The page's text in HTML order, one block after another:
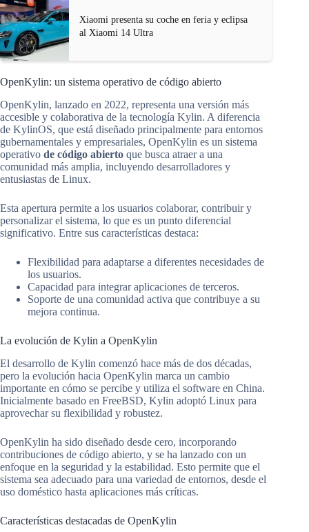
Xiaomi presenta su coche en feria y eclipsa
al Xiaomi 14 Ultra
OpenKylin: un sistema operativo de código abierto
OpenKylin, lanzado en 2022, representa una versión más
accesible y colaborativa de la tecnología Kylin. A diferencia
de KylinOS, que está diseñado principalmente para entornos
gubernamentales y empresariales, OpenKylin es un sistema
operativo de código abierto que busca atraer a una
comunidad más amplia, incluyendo desarrolladores y
entusiastas de Linux.
Esta apertura permite a los usuarios colaborar, contribuir y
personalizar el sistema, lo que es un punto diferencial
significativo. Entre sus características destaca:
Flexibilidad para adaptarse a diferentes necesidades de
los usuarios.
Capacidad para integrar aplicaciones de terceros.
Soporte de una comunidad activa que contribuye a su
mejora continua.
La evolución de Kylin a OpenKylin
El desarrollo de Kylin comenzó hace más de dos décadas,
pero la evolución hacia OpenKylin marca un cambio
importante en cómo se percibe y utiliza el software en China.
Inicialmente basado en FreeBSD, Kylin adoptó Linux para
aprovechar su flexibilidad y robustez.
OpenKylin ha sido diseñado desde cero, incorporando
contribuciones de código abierto, y se ha lanzado con un
enfoque en la seguridad y la estabilidad. Esto permite que el
sistema sea adecuado para una variedad de entornos, desde el
uso doméstico hasta aplicaciones más críticas.
Características destacadas de OpenKylin